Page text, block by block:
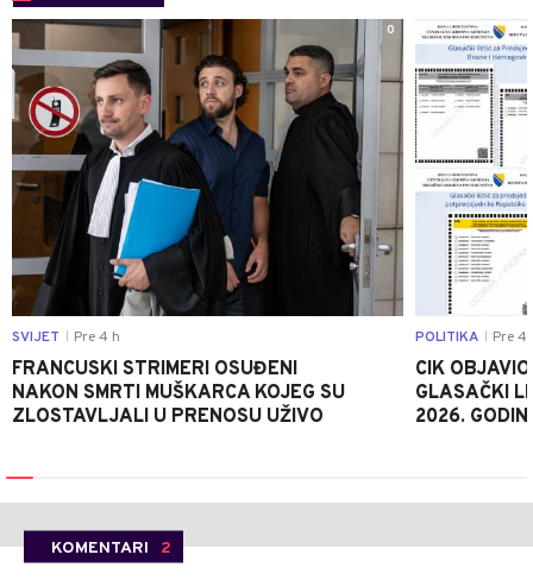
0
SVIJET Pre 4 h
FRANCUSKI STRIMERI OSUĐENI
NAKON SMRTI MUŠKARCA KOJEG SU
ZLOSTAVLJALI U PRENOSU UŽIVO
POLITIKA Pre 4
CIK
GLASAČKI
2026.
KOMENTARI 2